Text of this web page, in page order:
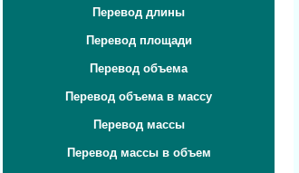
Перевод длины
Перевод площади
Перевод объема
Перевод объема в массу
Перевод массы
Перевод массы в объем